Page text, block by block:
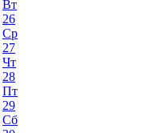
Вт
26
Ср
27
Чт
28
Пт
29
Сб